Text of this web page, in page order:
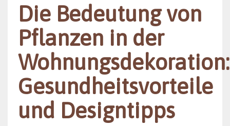
Die Bedeutung von
Pflanzen in der
Wohnungsdekoration:
Gesundheitsvorteile
und Designtipps